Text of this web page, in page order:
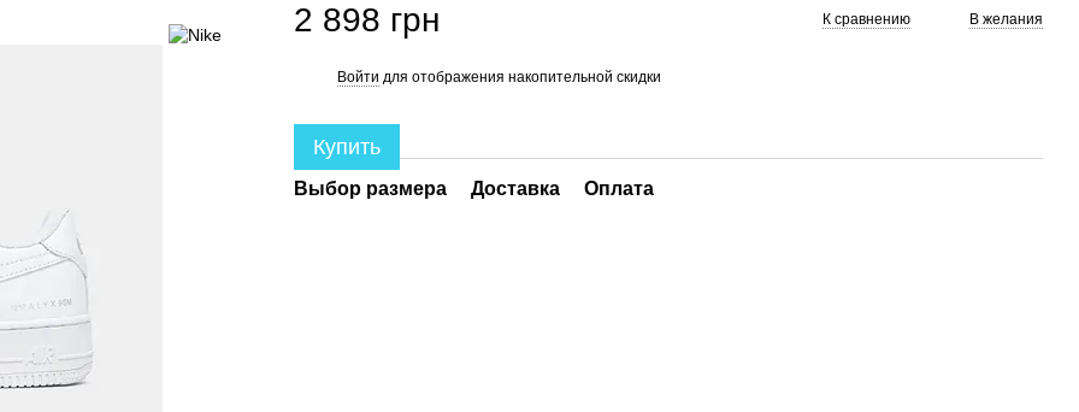
2 898 грн К сравнению В желания
Войти для отображения накопительной скидки
Купить
Выбор размера Доставка Оплата